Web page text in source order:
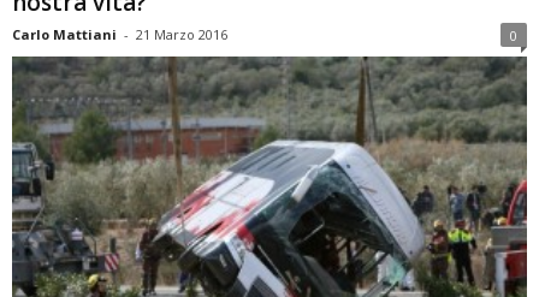
Carlo Mattiani - 21 Marzo 2016 0